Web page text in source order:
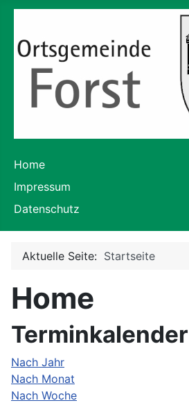
Home
Impressum
Datenschutz
Aktuelle Seite: Startseite
Home
Terminkalender
Nach Jahr
Nach Monat
Nach Woche